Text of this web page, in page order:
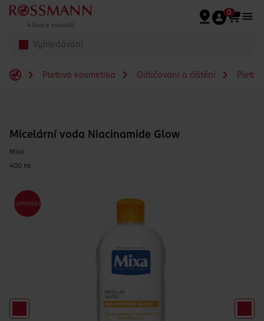
Přeskočit na hlavmní obsah
0
Pleťová kosmetika Odličování a čištění
Micelární voda Niacinamide Glow
Mixa
400 ml